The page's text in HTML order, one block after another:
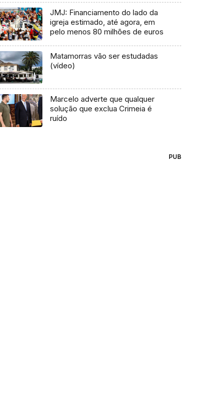
JMJ: Financiamento do lado da
igreja estimado, até agora, em
pelo menos 80 milhões de euros
Matamorras vão ser estudadas
(vídeo)
Marcelo adverte que qualquer
solução que exclua Crimeia é
ruído
PUB